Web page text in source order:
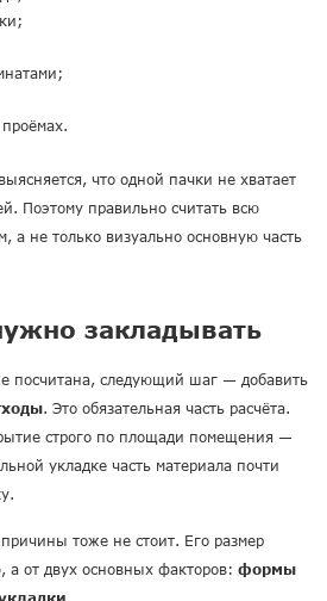
что одной пачки не хватает
Поэтому правильно считать всю
а не только визуально основную часть
закладывать
посчитана, следующий шаг — добавить
. Это обязательная часть расчёта.
строго по площади помещения —
укладке часть материала почти
тоже не стоит. Его размер
а от двух основных факторов: формы